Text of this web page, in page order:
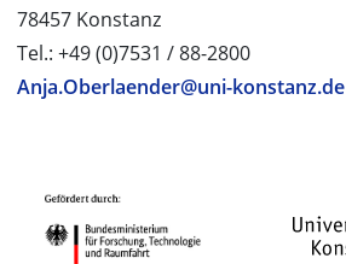
78457 Konstanz
Tel.: +49 (0)7531 / 88-2800
Anja.Oberlaender@uni-konstanz.de